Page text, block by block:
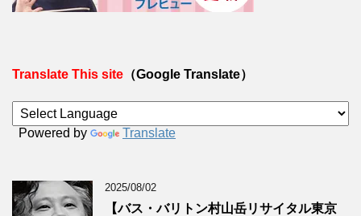
Translate This site （Google Translate）
Powered by Translate
2025/08/02
【バス・バリトン村山岳リサイタル東京